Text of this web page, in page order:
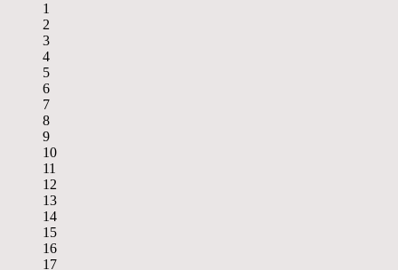
1
2
3
4
5
6
7
8
9
10
11
12
13
14
15
16
17